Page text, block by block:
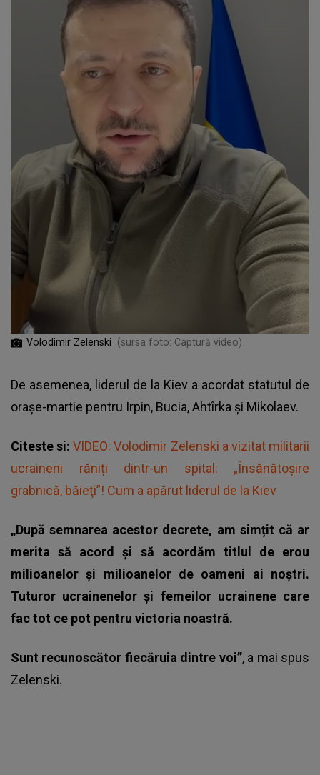
Volodimir Zelenski (sursa foto: Captură video)
De asemenea, liderul de la Kiev a acordat statutul de
orașe-martie pentru Irpin, Bucia, Ahtîrka și Mikolaev.
Citeste si:VIDEO: Volodimir Zelenski a vizitat militarii
ucraineni răniți dintr-un spital: „Însănătoşire
grabnică, băieţi”! Cum a apărut liderul de la Kiev
„După semnarea acestor decrete, am simțit că ar
merita să acord și să acordăm titlul de erou
milioanelor și milioanelor de oameni ai noștri.
Tuturor ucrainenelor și femeilor ucrainene care
fac tot ce pot pentru victoria noastră.
Sunt recunoscător fiecăruia dintre voi”, a mai spus
Zelenski.